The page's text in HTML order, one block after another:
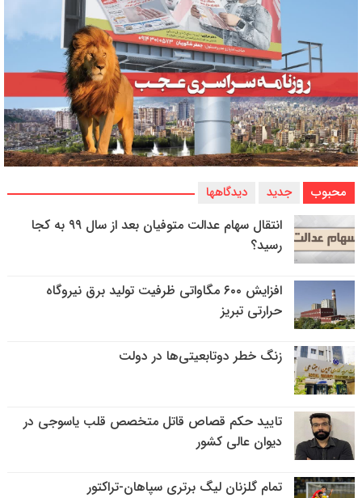
محبوب جدید دیدگاهها
انتقال سهام عدالت متوفیان بعد از سال ۹۹ به کجا
رسید؟
افزایش ۶۰۰ مگاواتی ظرفیت تولید برق نیروگاه
حرارتی تبریز
زنگ خطر دوتابعیتی‌ها در دولت
تایید حکم قصاص قاتل متخصص قلب یاسوجی در
دیوان عالی کشور
تمام گلزنان لیگ‌ برتری سپاهان-تراکتور